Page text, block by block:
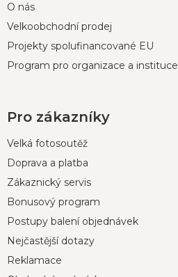
O nás
Velkoobchodní prodej
Projekty spolufinancované EU
Program pro organizace a instituce
Pro zákazníky
Velká fotosoutěž
Doprava a platba
Zákaznický servis
Bonusový program
Postupy balení objednávek
Nejčastější dotazy
Reklamace